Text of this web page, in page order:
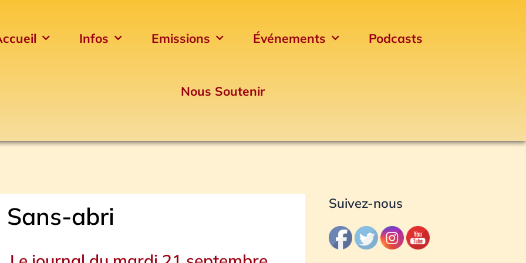
Infos Emissions Événements Podcasts
Nous Soutenir
Sans-abri Suivez-nous
Archives